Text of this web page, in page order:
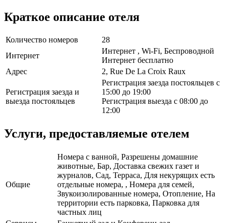
Краткое описание отеля
Количество номеров
28
Интернет
Интернет , Wi-Fi, Беспроводной
Интернет бесплатно
Адрес
2, Rue De La Croix Raux
Регистрация заезда и
выезда постояльцев
Регистрация заезда постояльцев с
15:00 до 19:00
Регистрация выезда с 08:00 до
12:00
Услуги, предоставляемые отелем
Общие
Номера с ванной, Разрешены домашние
животные, Бар, Доставка свежих газет и
журналов, Сад, Терраса, Для некурящих есть
отдельные номера, , Номера для семей,
Звукоизолированные номера, Отопление, На
территории есть парковка, Парковка для
частных лиц